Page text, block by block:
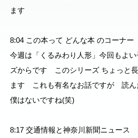
ます
8:04 この本って どんな本 のコーナー
今週は「くるみわり人形」今回もよ
ズからです このシリーズ ちょっと
ます これも有名なお話ですが 読
僕はないですね(笑)
8:17 交通情報と神奈川新聞ニュース